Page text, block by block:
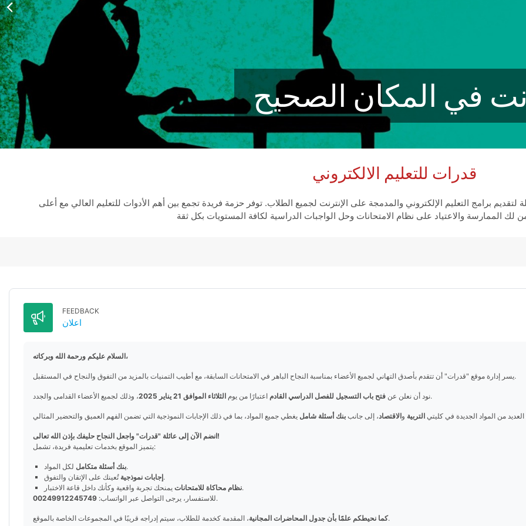
ليس للنجاح حدود
قدرات للتعليم الالكتروني
لتقديم برامج التعليم الإلكتروني والمدمجة على الإنترنت لجميع الطلاب. توفر حزمة فريدة تجمع بين أهم الأدوات للتعليم العالي مع أعلى
FEEDBACK
اعلان
السلام عليكم ورحمة الله وبركاته،
يسر إدارة موقع "قدرات" أن تتقدم بأصدق التهاني لجميع الأعضاء بمناسبة النجاح الباهر في الامتحانات السابقة، مع أطيب التمنيات بالمزيد من التفوق والنجاح في المستقبل.
نود أن نعلن عن فتح باب التسجيل للفصل الدراسي القادم اعتبارًا من يوم الثلاثاء الموافق 21 يناير 2025 ، وذلك لجميع الأعضاء القدامى والجدد.
من المواد الجديدة في كليتي التربية والاقتصاد، إلى جانب بنك أسئلة شامل
انضم الآن إلى عائلة "قدرات" واجعل النجاح حليفك بإذن الله تعالى!
يتميز الموقع بخدمات تعليمية فريدة، تشمل:
بنك أسئلة متكامللكل المواد.
إجابات نموذجيةتُعينك على الإتقان والتفوق.
نظام محاكاة للامتحاناتيمنحك تجربة واقعية وكأنك داخل قاعة الاختبار.
للاستفسار، يرجى التواصل عبر الواتساب: 00249912245749 .
كما نحيطكم علمًا بأن جدول المحاضرات المجانية، المقدمة كخدمة للطلاب، سيتم إدراجه قريبًا في المجموعات الخاصة بالموقع.